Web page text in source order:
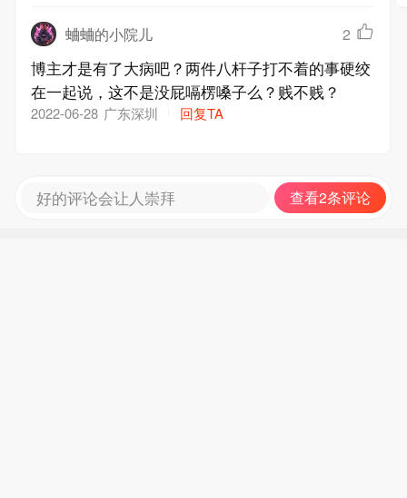
蛐蛐的小院儿 2
博主才是有了大病吧？两件八杆子打不着的事硬绞
在一起说，这不是没屁嗝楞嗓子么？贱不贱？
2022-06-28 广东深圳 回复TA
好的评论会让人崇拜 查看2条评论